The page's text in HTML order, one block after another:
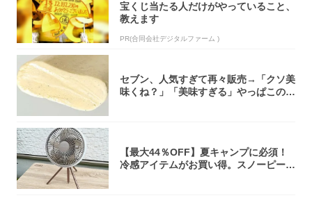
宝くじ当たる人だけがやっていること、
教えます
PR(合同会社デジタルファーム )
セブン、人気すぎて再々販売→「クソ美
味くね？」「美味すぎる」やっぱこのク
【最大44％OFF】夏キャンプに必須！
冷感アイテムがお買い得。スノーピー